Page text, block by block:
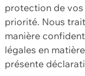
protection de vos
priorité. Nous
manière
légales en
présente